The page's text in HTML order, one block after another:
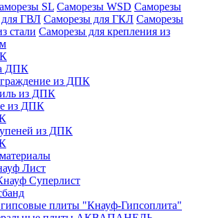
SL Саморезы WSD Саморезы
ГВЛ Саморезы для ГКЛ Саморезы
стали Саморезы для крепления из
ДПК
из ДПК
из ДПК
из ДПК
из ДПК
Лист
Суперлист
плиты "Кнауф-Гипсоплита"